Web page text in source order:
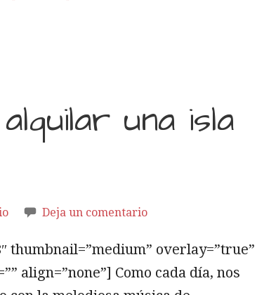
una isla
Deja un comentario
thumbnail=”medium” overlay=”true”
align=”none”] Como cada día, nos